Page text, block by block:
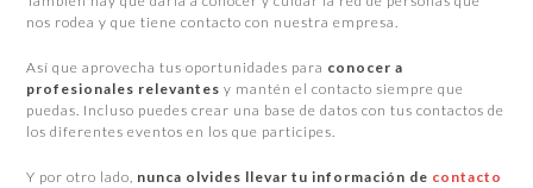
nos rodea y que tiene contacto con nuestra empresa.
Así que aprovecha tus oportunidades para conocer a
profesionales relevantes y mantén el contacto siempre que
puedas. Incluso puedes crear una base de datos con tus contactos de
los diferentes eventos en los que participes.
Y por otro lado, nunca olvides llevar tu información de contacto